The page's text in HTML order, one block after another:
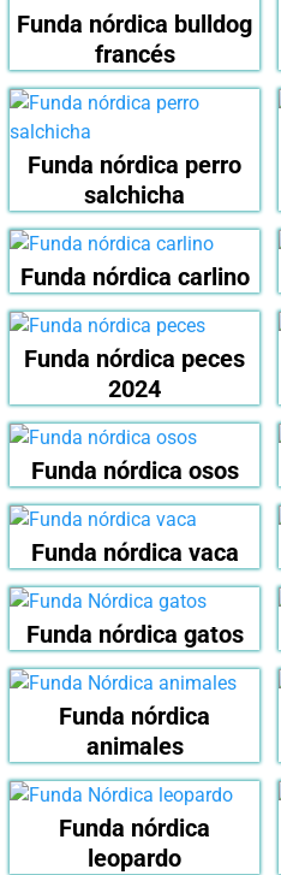
Funda nórdica bulldog
francés
Funda nórdica perro
salchicha
Funda nórdica carlino
Funda nórdica peces
2024
Funda nórdica osos
Funda nórdica vaca
Funda nórdica gatos
Funda nórdica
animales
Funda nórdica
leopardo